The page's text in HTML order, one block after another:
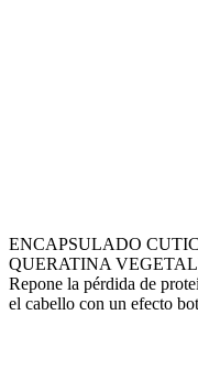
ENCAPSULADO
QUERATINA
Repone la pérdida de
el cabello con un efecto